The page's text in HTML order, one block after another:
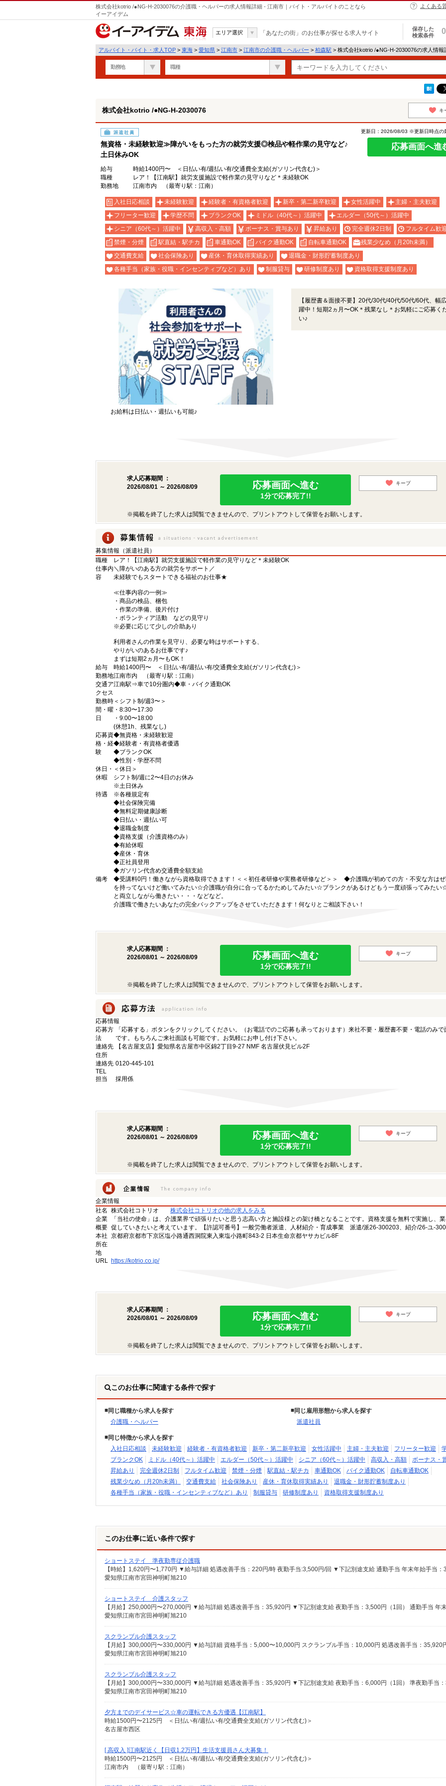
株式会社kotrio /●NG-H-2030076の介護職・ヘルパーの求人情報詳細 - 江南市｜バイト・アルバイトのことなら
イーアイデム
よくある
東海
エリア選択 「あなたの街」のお仕事が探せる求人サイト
保存した
検索条件
0
アルバイト・バイト・求人TOP > 東海 > 愛知県 > 江南市 > 江南市の介護職・ヘルパー > 柏森駅 > 株式会社kotrio /●NG-H-2030076の求人情報
勤務地 職種
株式会社kotrio /●NG-H-2030076 キ
派遣社員
無資格・未経験歓迎≫障がいをもった方の就労支援◎検品や軽作業の見守など♪
土日休みOK
更新日：2026/08/03 ※更新日時点の
応募画面へ進
給与
時給1400円〜 ＜日払い有/週払い有/交通費全支給(ガソリン代含む)＞
職種
レア！【江南駅】就労支援施設で軽作業の見守りなど＊未経験OK
勤務地
江南市内 （最寄り駅：江南）
入社日応相談 未経験歓迎 経験者・有資格者歓迎 新卒・第二新卒歓迎 女性活躍中
主婦・主夫歓迎
フリーター歓迎
学歴不問 ブランクOK ミドル（40代～）活躍中
エルダー（50代～）活躍中
シニア（60代～）活躍中
高収入・高額 ボーナス・賞与あり 昇給あり 完全週休2日制
フルタイム歓
禁煙・分煙
駅直結・駅チカ 車通勤OK バイク通勤OK 自転車通勤OK
残業少なめ（月20h未満）
交通費支給
社会保険あり 産休・育休取得実績あり
退職金・財形貯蓄制度あり
各種手当（家族・役職・インセンティブなど）あり
制服貸与 研修制度あり 資格取得支援制度あり
お給料は日払い・週払いも可能♪
【履歴書＆面接不要】20代/30代/40代/50代/60代、幅
躍中！短期2ヵ月〜OK＊残業なし＊お気軽にご応募く
い♪
求人応募期間 ：
2026/08/01 ～ 2026/08/09
応募画面へ進む
1分で応募完了!!
キープ
※掲載を終了した求人は閲覧できませんので、プリントアウトして保管をお願いします。
募集情報（派遣社員）
職種
レア！【江南駅】就労支援施設で軽作業の見守りなど＊未経験OK
仕事内
容
＼障がいのある方の就労をサポート／
未経験でもスタートできる福祉のお仕事★
≪仕事内容の一例≫
・商品の検品、梱包
・作業の準備、後片付け
・ボランティア活動 などの見守り
※必要に応じて少しの介助あり
利用者さんの作業を見守り、必要な時はサポートする、
やりがいのあるお仕事です♪
まずは短期2ヵ月〜もOK！
給与
時給1400円〜 ＜日払い有/週払い有/交通費全支給(ガソリン代含む)＞
勤務地江南市内 （最寄り駅：江南）
交通ア
クセス
江南駅⇒車で10分圏内◆車・バイク通勤OK
勤務時
間・曜
日
＜シフト制/週3〜＞
・8:30〜17:30
・9:00〜18:00
(休憩1h、残業なし)
応募資
格・経
験
◆無資格・未経験歓迎
◆経験者・有資格者優遇
◆ブランクOK
◆性別・学歴不問
休日・
休暇
＜休日＞
シフト制/週に2〜4日のお休み
※土日休み
待遇
※各種規定有
◆社会保険完備
◆無料定期健康診断
◆日払い・週払い可
◆退職金制度
◆資格支援（介護資格のみ）
◆有給休暇
◆産休・育休
◆正社員登用
◆ガソリン代含め交通費全額支給
備考
◆受講料0円！働きながら資格取得できます！＜＜初任者研修や実務者研修など＞＞ ◆介護職が初めての方・不安な方は
を持ってないけど働いてみたい☆介護職が自分に合ってるかためしてみたい☆ブランクがあるけどもう一度頑張ってみたい
と両立しながら働きたい・・・などなど。
介護職で働きたいあなたの完全バックアップをさせていただきます！何なりとご相談下さい！
求人応募期間 ：
2026/08/01 ～ 2026/08/09
応募画面へ進む
1分で応募完了!!
キープ
※掲載を終了した求人は閲覧できませんので、プリントアウトして保管をお願いします。
応募情報
応募方
法
「応募する」ボタンをクリックしてください。（お電話でのご応募も承っております）来社不要・履歴書不要・電話のみで
です。もちろんご来社面談も可能です。お気軽にお申し付け下さい。
連絡先
住所
【名古屋支店】愛知県名古屋市中区錦2丁目9-27 NMF 名古屋伏見ビル2F
連絡先
TEL
0120-445-101
担当 採用係
求人応募期間 ：
2026/08/01 ～ 2026/08/09
応募画面へ進む
1分で応募完了!!
キープ
※掲載を終了した求人は閲覧できませんので、プリントアウトして保管をお願いします。
企業情報
社名
株式会社コトリオ
株式会社コトリオの他の求人をみる
企業
概要
「当社の使命」は、介護業界で頑張りたいと思う志高い方と施設様との架け橋となることです。資格支援を無料で実施し、
促していきたいと考えています。【許認可番号】一般労働者派遣、人材紹介・育成事業 派遣/派26-300203、紹介/26-ユ-
本社
所在
地
京都府京都市下京区塩小路通西洞院東入東塩小路町843-2 日本生命京都ヤサカビル8F
URL https://kotrio.co.jp/
求人応募期間 ：
2026/08/01 ～ 2026/08/09
応募画面へ進む
1分で応募完了!!
キープ
※掲載を終了した求人は閲覧できませんので、プリントアウトして保管をお願いします。
このお仕事に関連する条件で探す
同じ職種から求人を探す
介護職・ヘルパー
同じ雇用形態から求人を探す
派遣社員
同じ特徴から求人を探す
入社日応相談
未経験歓迎 経験者・有資格者歓迎 新卒・第二新卒歓迎 女性活躍中 主婦・主夫歓迎 フリーター歓迎
ブランクOK
ミドル（40代～）活躍中 エルダー（50代～）活躍中 シニア（60代～）活躍中 高収入・高額
ボーナス・
昇給あり
完全週休2日制 フルタイム歓迎 禁煙・分煙 駅直結・駅チカ 車通勤OK バイク通勤OK
自転車通勤OK
残業少なめ（月20h未満）
交通費支給 社会保険あり 産休・育休取得実績あり
退職金・財形貯蓄制度あり
各種手当（家族・役職・インセンティブなど）あり
制服貸与 研修制度あり 資格取得支援制度あり
このお仕事に近い条件で探す
ショートステイ 準夜勤専従介護職
愛知県江南市宮田神明町旭210
ショートステイ 介護スタッフ
愛知県江南市宮田神明町旭210
スクランブル介護スタッフ
愛知県江南市宮田神明町旭210
スクランブル介護スタッフ
愛知県江南市宮田神明町旭210
夕方までのデイサービス☆車の運転できる方優遇【江南駅】
時給1500円〜2125円 ＜日払い有/週払い有/交通費全支給(ガソリン代含む)＞
名古屋市西区
[ 高収入 ]江南駅近く【日収1.2万円】生活支援員さん大募集！
時給1500円〜2125円 ＜日払い有/週払い有/交通費全支給(ガソリン代含む)＞
江南市内 （最寄り駅：江南）